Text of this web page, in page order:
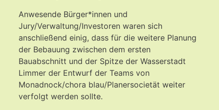
Anwesende Bürger*innen und
Jury/Verwaltung/Investoren waren sich
anschließend einig, dass für die weitere Planung
der Bebauung zwischen dem ersten
Bauabschnitt und der Spitze der Wasserstadt
Limmer der Entwurf der Teams von
Monadnock/chora blau/Planersocietät weiter
verfolgt werden sollte.